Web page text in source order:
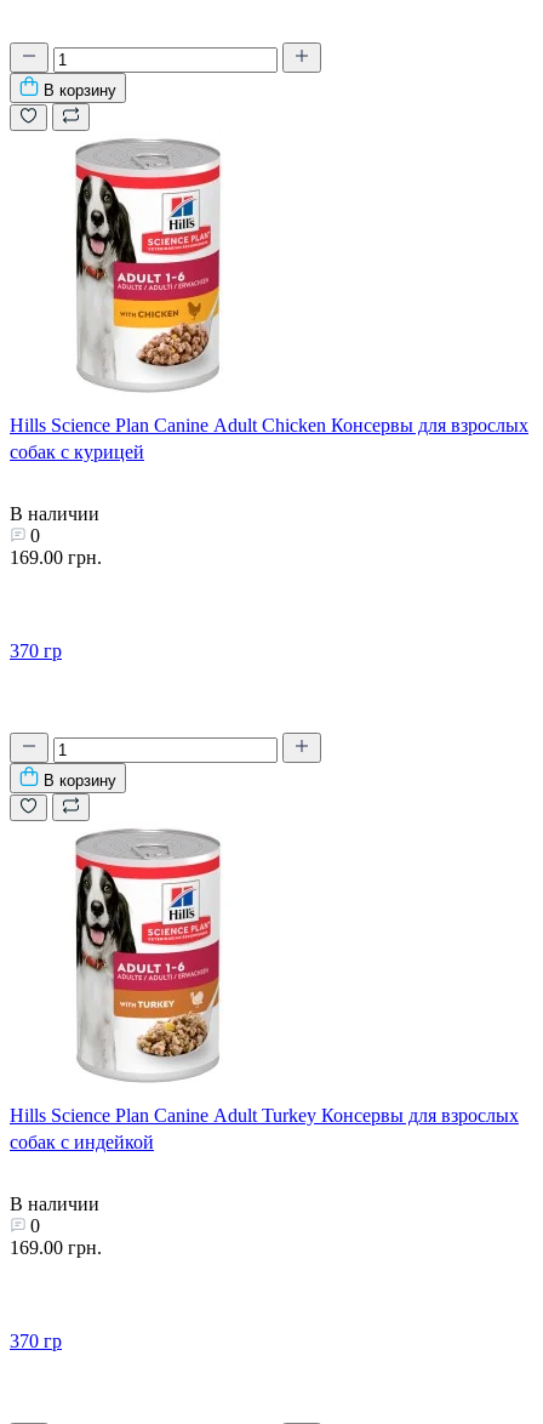
В корзину
Hills Science Plan Canine Adult Chicken Консервы для взрослых
собак с курицей
В наличии
0
169.00 грн.
370 гр
В корзину
Hills Science Plan Canine Adult Turkey Консервы для взрослых
собак с индейкой
В наличии
0
169.00 грн.
370 гр